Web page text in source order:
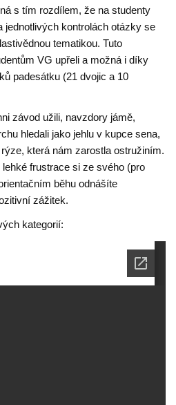
s tím rozdílem, že na studenty
jednotlivých kontrolách otázky se
tematikou. Tuto
VG upřeli a možná i díky
padesátku (21 dvojic a 10
závod užili, navzdory jámě,
hledali jako jehlu v kupce sena,
která nám zarostla ostružiním.
frustrace si ze svého (pro
běhu odnášíte
zážitek.
kategorií: